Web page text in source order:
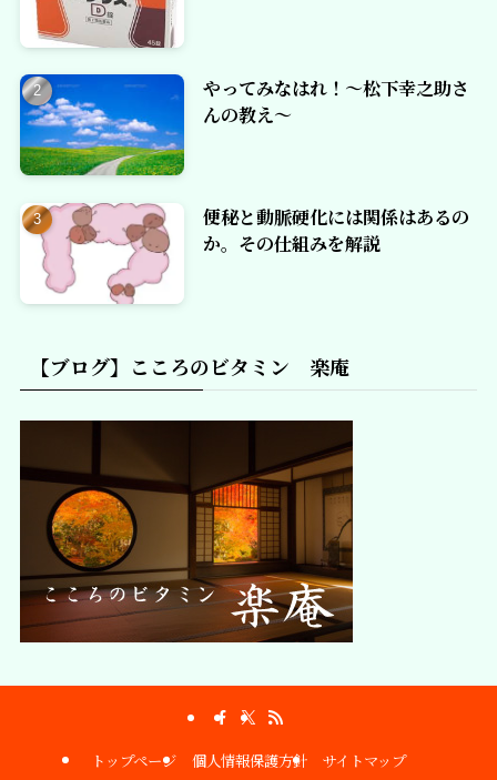
やってみなはれ！～松下幸之助さ
んの教え～
便秘と動脈硬化には関係はあるの
か。その仕組みを解説
【ブログ】こころのビタミン 楽庵
トップページ 個人情報保護方針 サイトマップ